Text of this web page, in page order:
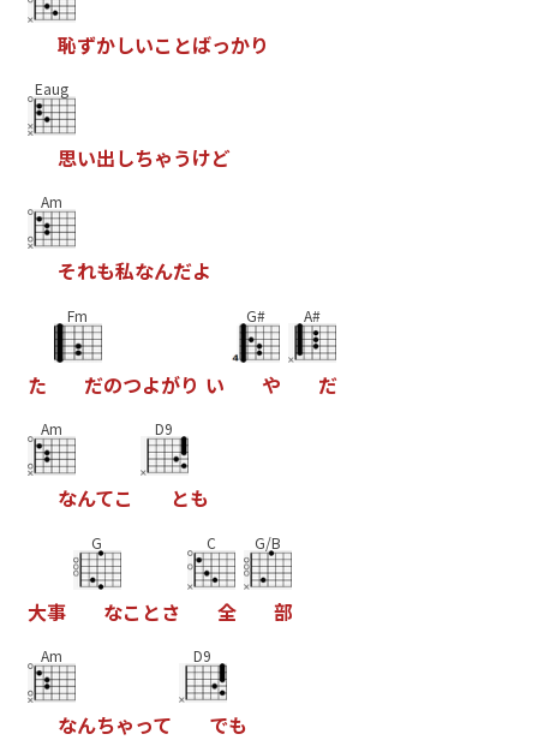
恥ずかしいこ とばっかり
Eaug
思い出しちゃうけど
Am
それも私なんだよ
た
Fm
だのつよがり い
G#
や
A#
だ
Am
なんてこ
D9
とも
大事
G
なこ とさ
C
全
G/B
部
Am
なんちゃって
D9
でも